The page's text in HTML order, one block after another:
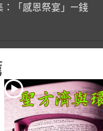
：「感恩祭宴」—錢
：「入門聖事」—錢